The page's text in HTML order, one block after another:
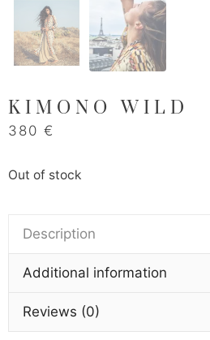
KIMONO WILD
380 €
Out of stock
Description
Additional information
Reviews (0)